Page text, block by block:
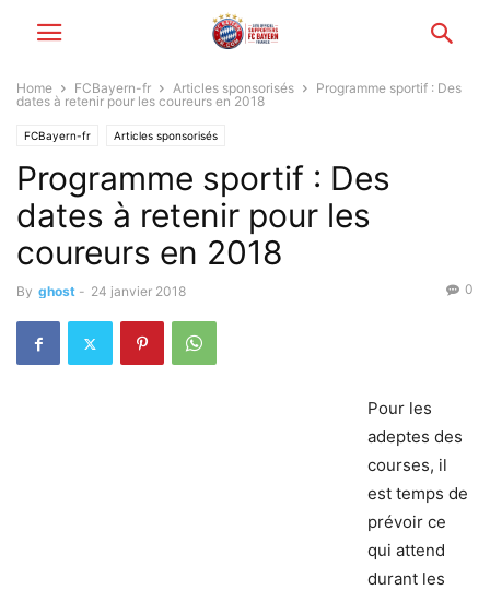
Home FCBayern-fr Articles sponsorisés
Programme sportif : Des
dates à retenir pour les coureurs en 2018
FCBayern-fr Articles sponsorisés
Programme sportif : Des
dates à retenir pour les
coureurs en 2018
By ghost - 24 janvier 2018 0
Pour les
adeptes des
courses, il
est temps de
prévoir ce
qui attend
durant les